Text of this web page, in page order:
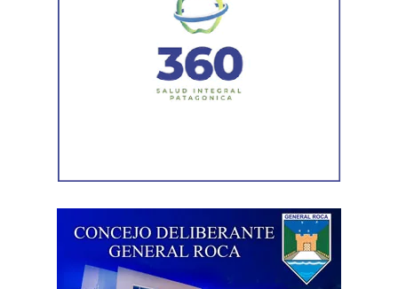
Durante el procedimiento, el personal encontró el teléfono
correspondiente para acreditar su propiedad. Además,
denunciado como robado
Posteriormente, el inmueble fue preservado para la
intervención del Gabinete de Criminalística, que realizó